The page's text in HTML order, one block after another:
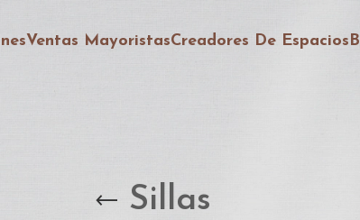
Ventas MayoristasCreadores De Espacios
Sillas